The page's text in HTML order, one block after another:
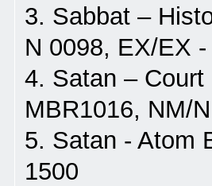
3. Sabbat –
N 0098, EX/EX
4. Satan –
MBR1016, NM/
5. Satan - Atom
1500